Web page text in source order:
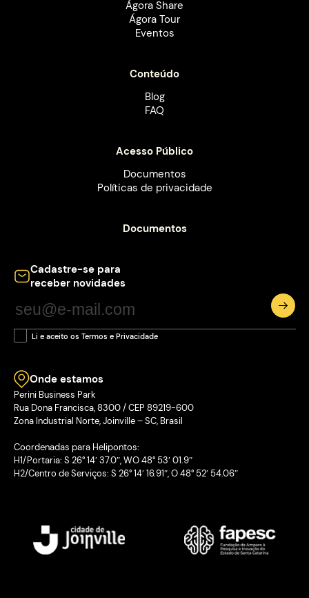
Ágora Share
Ágora Tour
Eventos
Conteúdo
Blog
FAQ
Acesso Público
Documentos
Políticas de privacidade
Documentos
Cadastre-se para
receber novidades
Li e aceito os Termos e Privacidade
Onde estamos
Perini Business Park
Rua Dona Francisca, 8300 / CEP 89219-600
Zona Industrial Norte, Joinville – SC, Brasil
Coordenadas para Helipontos:
H1/Portaria: S 26° 14′ 37.0″, WO 48° 53′ 01.9″
H2/Centro de Serviços: S 26° 14′ 16.91″, O 48° 52′ 54.06″